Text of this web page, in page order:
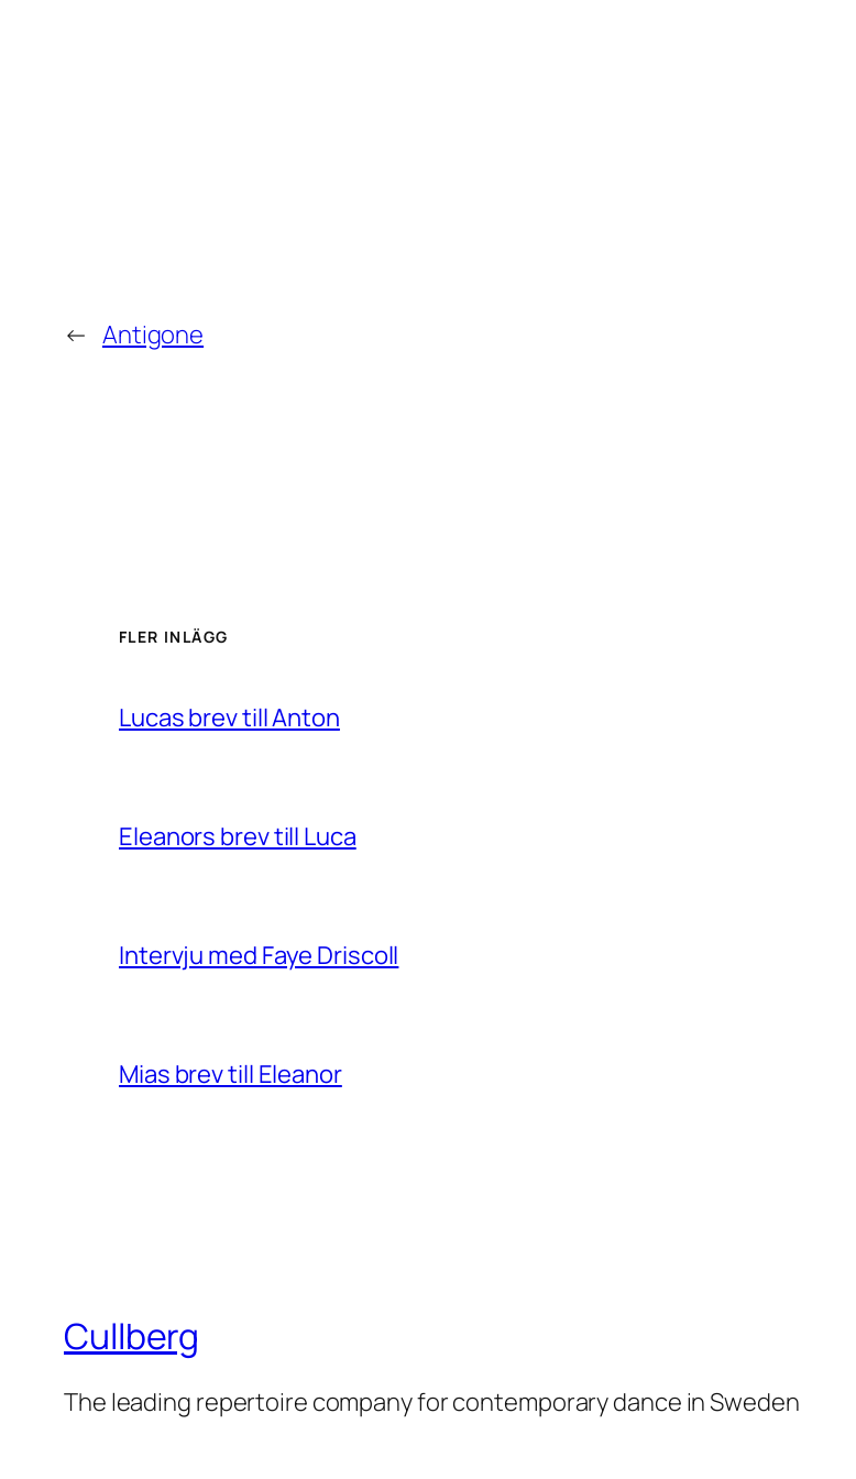
← Antigone
FLER INLÄGG
Lucas brev till Anton
Eleanors brev till Luca
Intervju med Faye Driscoll
Mias brev till Eleanor
Cullberg
The leading repertoire company for contemporary dance in Sweden